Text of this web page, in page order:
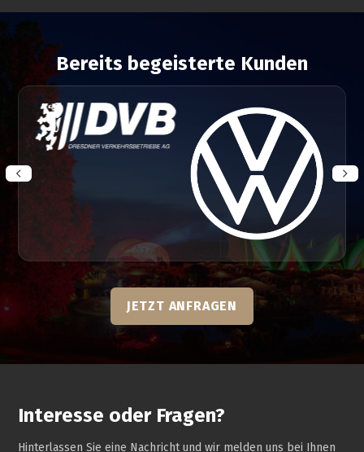
Bereits begeisterte Kunden
JETZT ANFRAGEN
Interesse oder Fragen?
Hinterlassen Sie eine Nachricht und wir melden uns bei Ihnen